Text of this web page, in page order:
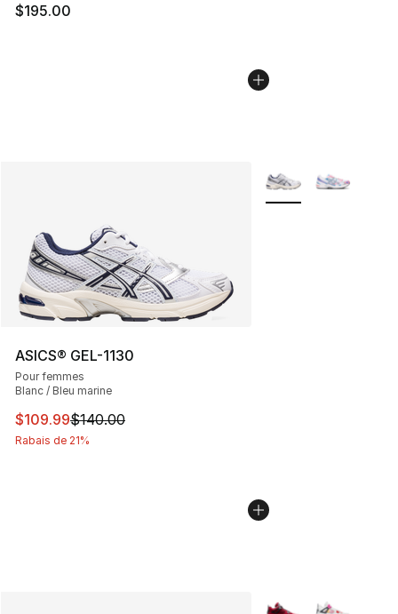
$195.00
ASICS® GEL-1130
Pour femmes
Blanc / Bleu marine
Cet article est en solde. Le prix est passé de $140.00 à
$109.99$140.00
Rabais de 21%
Plus de couleurs
Plus de couleurs